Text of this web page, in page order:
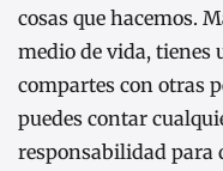
cosas que hacemos.
medio de vida, tienes
compartes con otras
puedes contar
responsabilidad para